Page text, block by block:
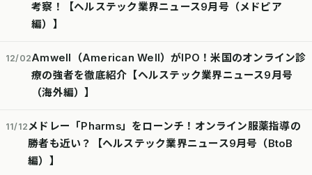
考察！【ヘルステック業界ニュース9月号（メドピア
編）】
12/02Amwell（American Well）がIPO！米国のオンライン診
療の強者を徹底紹介【ヘルステック業界ニュース9月号
（海外編）】
11/12メドレー「Pharms」をローンチ！オンライン服薬指導の
勝者も近い？【ヘルステック業界ニュース9月号（BtoB
編）】